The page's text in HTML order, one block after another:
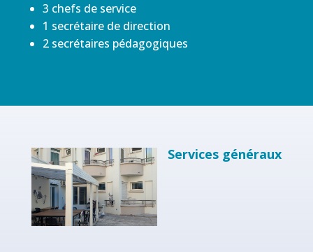
3 chefs de service
1 secrétaire de direction
2 secrétaires pédagogiques
Services généraux